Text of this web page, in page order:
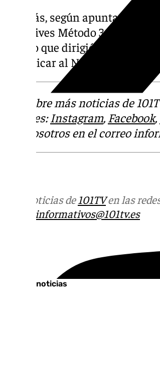
Además, según apunta La
detectives Método 3
árbitro que dirigió el Nàstic-
perjudicar al Nàstic,
Descubre más noticias de
sociales: Instagram, Facebook,
con nosotros en el correo
Más noticias de 101TVen las
informativos@101tv.es
Últimas noticias